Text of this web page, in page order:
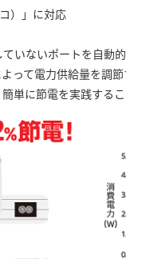
）」に対応
いないポートを自動的
って電力供給量を調節
単に節電を実践すること